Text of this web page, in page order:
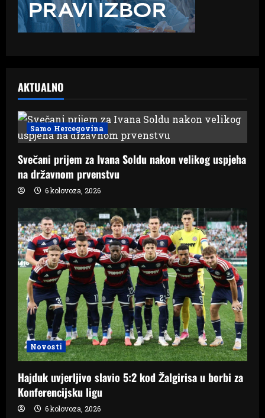
AKTUALNO
Samo Hercegovina
Svečani prijem za Ivana Soldu nakon velikog uspjeha
na državnom prvenstvu
6 kolovoza, 2026
Novosti
Hajduk uvjerljivo slavio 5:2 kod Žalgirisa u borbi za
Konferencijsku ligu
6 kolovoza, 2026